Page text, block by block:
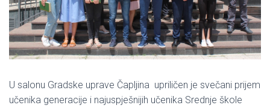
U salonu Gradske uprave Čapljina upriličen je svečani prijem
učenika generacije i najuspješnijih učenika Srednje škole